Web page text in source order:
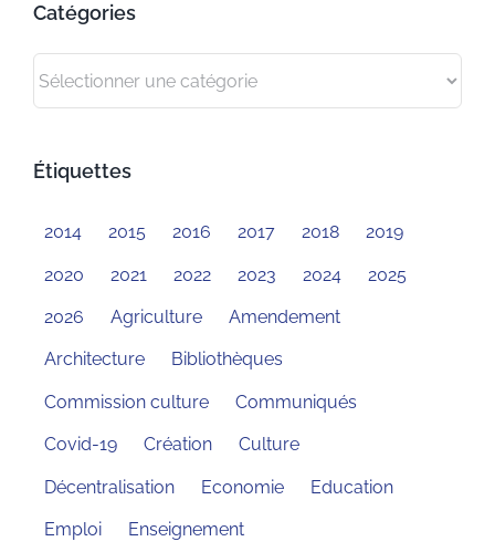
Catégories
Étiquettes
2014 2015 2016 2017 2018 2019
2020 2021 2022 2023 2024 2025
2026 Agriculture Amendement
Architecture Bibliothèques
Commission culture Communiqués
Covid-19 Création Culture
Décentralisation Economie Education
Emploi Enseignement